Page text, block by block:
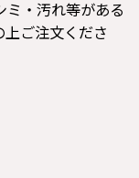
ミ・汚れ等がある
ご注文くださ